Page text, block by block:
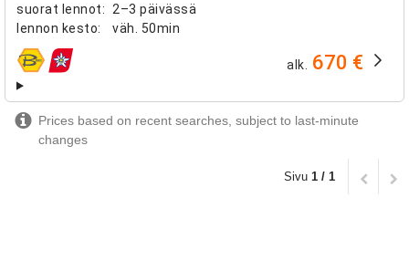
suorat lennot:
2–3 päivässä
lennon kesto: väh. 50min
lentoyhtiöt alk. 670 €
Prices based on recent searches, subject to last-minute
changes
Sivu 1 / 1